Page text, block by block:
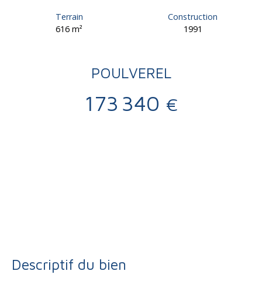
Terrain
616m²
Construction
1991
POULVEREL
173 340 €
Descriptif du bien